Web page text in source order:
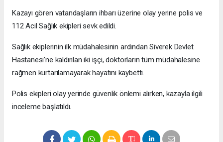
Kazayı gören vatandaşların ihbarı üzerine olay yerine polis ve
112 Acil Sağlık ekipleri sevk edildi.
Sağlık ekiplerinin ilk müdahalesinin ardından Siverek Devlet
Hastanesi'ne kaldırılan iki işçi, doktorların tüm müdahalesine
rağmen kurtarılamayarak hayatını kaybetti.
Polis ekipleri olay yerinde güvenlik önlemi alırken, kazayla ilgili
inceleme başlatıldı.